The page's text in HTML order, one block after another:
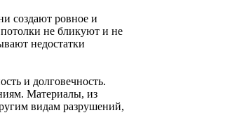
создают ровное и
не бликуют и не
недостатки
и долговечность.
Материалы, из
видам разрушений,